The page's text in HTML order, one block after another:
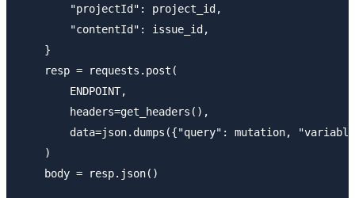
        "projectId": project_id,
        "contentId": issue_id,
    }
    resp = requests.post(
        ENDPOINT,
        headers=get_headers(),
data=json.dumps({"query": mutation,
    )
    body = resp.json()